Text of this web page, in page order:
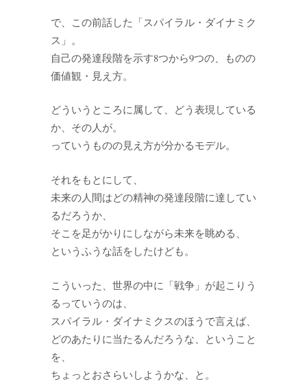
で、この前話した「スパイラル・ダイナミク
ス」。
自己の発達段階を示す8つから9つの、ものの
価値観・見え方。
どういうところに属して、どう表現している
か、その人が。
っていうものの見え方が分かるモデル。
それをもとにして、
未来の人間はどの精神の発達段階に達してい
るだろうか、
そこを足がかりにしながら未来を眺める、
というふうな話をしたけども。
こういった、世界の中に「戦争」が起こりう
るっていうのは、
スパイラル・ダイナミクスのほうで言えば、
どのあたりに当たるんだろうな、ということ
を、
ちょっとおさらいしようかな、と。